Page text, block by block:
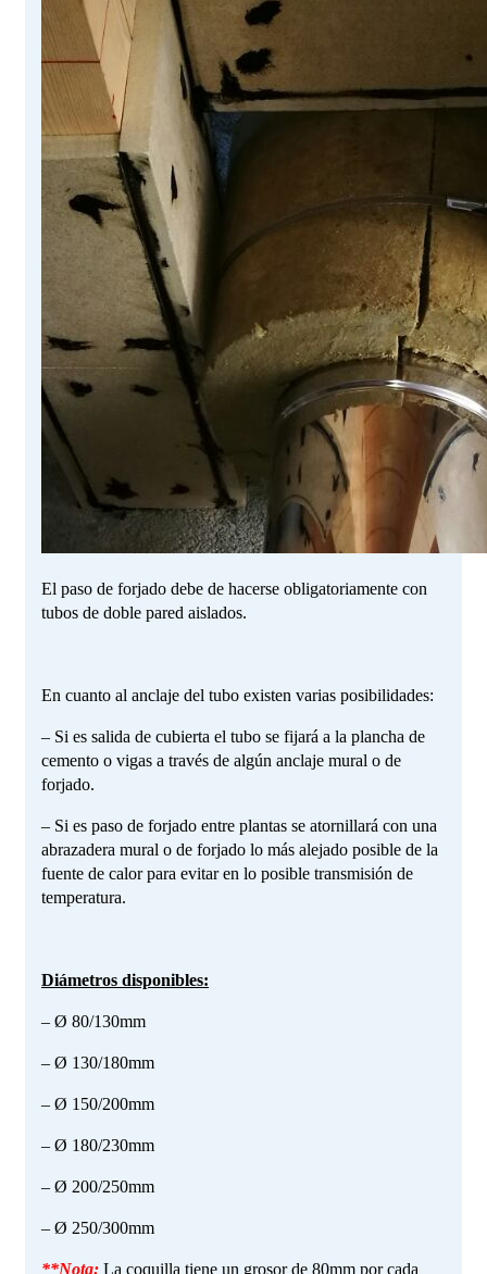
El paso de forjado debe de hacerse obligatoriamente con
tubos de doble pared aislados.
En cuanto al anclaje del tubo existen varias posibilidades:
– Si es salida de cubierta el tubo se fijará a la plancha de
cemento o vigas a través de algún anclaje mural o de
forjado.
– Si es paso de forjado entre plantas se atornillará con una
abrazadera mural o de forjado lo más alejado posible de la
fuente de calor para evitar en lo posible transmisión de
temperatura.
Diámetros disponibles:
– Ø 80/130mm
– Ø 130/180mm
– Ø 150/200mm
– Ø 180/230mm
– Ø 200/250mm
– Ø 250/300mm
**Nota: La coquilla tiene un grosor de 80mm por cada